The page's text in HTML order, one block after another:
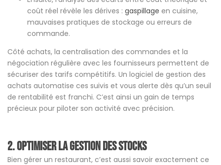
coût réel révèle les dérives : gaspillage en cuisine,
mauvaises pratiques de stockage ou erreurs de
commande.
Côté achats, la centralisation des commandes et la
négociation régulière avec les fournisseurs permettent de
sécuriser des tarifs compétitifs. Un logiciel de gestion des
achats automatise ces suivis et vous alerte dès qu’un seuil
de rentabilité est franchi. C’est ainsi un gain de temps
précieux pour piloter son activité avec précision.
2. Optimiser la gestion des stocks
Bien gérer un restaurant, c’est aussi savoir exactement ce